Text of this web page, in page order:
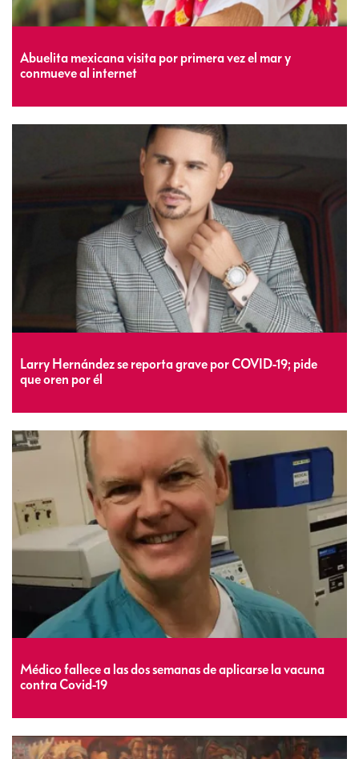
Abuelita mexicana visita por primera vez el mar y
conmueve al internet
Larry Hernández se reporta grave por COVID-19; pide
que oren por él
Médico fallece a las dos semanas de aplicarse la vacuna
contra Covid-19